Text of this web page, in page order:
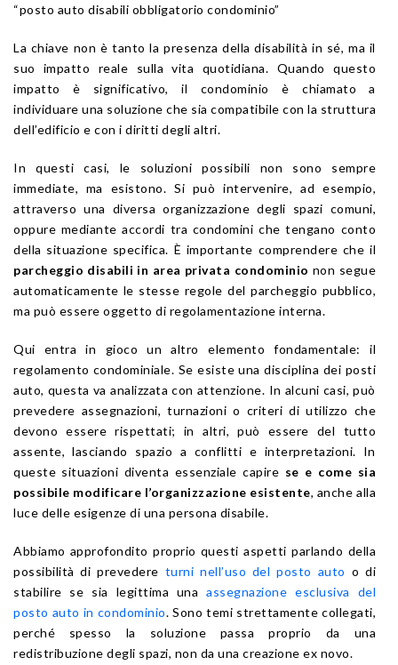
“posto auto disabili obbligatorio condominio”
La chiave non è tanto la presenza della disabilità in sé, ma il
suo impatto reale sulla vita quotidiana. Quando questo
impatto è significativo, il condominio è chiamato a
individuare una soluzione che sia compatibile con la struttura
dell’edificio e con i diritti degli altri.
In questi casi, le soluzioni possibili non sono sempre
immediate, ma esistono. Si può intervenire, ad esempio,
attraverso una diversa organizzazione degli spazi comuni,
oppure mediante accordi tra condomini che tengano conto
della situazione specifica. È importante comprendere che il
parcheggio disabili in area privata condominio non segue
automaticamente le stesse regole del parcheggio pubblico,
ma può essere oggetto di regolamentazione interna.
Qui entra in gioco un altro elemento fondamentale: il
regolamento condominiale. Se esiste una disciplina dei posti
auto, questa va analizzata con attenzione. In alcuni casi, può
prevedere assegnazioni, turnazioni o criteri di utilizzo che
devono essere rispettati; in altri, può essere del tutto
assente, lasciando spazio a conflitti e interpretazioni. In
queste situazioni diventa essenziale capire se e come sia
possibile modificare l’organizzazione esistente, anche alla
luce delle esigenze di una persona disabile.
Abbiamo approfondito proprio questi aspetti parlando della
possibilità di prevedere turni nell’uso del posto auto o di
stabilire se sia legittima unaassegnazione esclusiva del
posto auto in condominio. Sono temi strettamente collegati,
perché spesso la soluzione passa proprio da una
redistribuzione degli spazi, non da una creazione ex novo.